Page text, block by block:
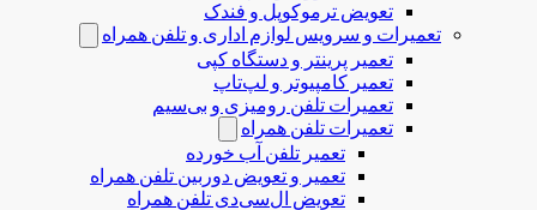
تعویض ترموکوپل و فندک
تعمیرات و سرویس لوازم اداری و تلفن همراه
تعمیر پرینتر و دستگاه کپی
تعمیر کامپیوتر و لپ‌تاپ
تعمیرات تلفن رومیزی و بی‌سیم
تعمیرات تلفن همراه
تعمیر تلفن آب خورده
تعمیر و تعویض دوربین تلفن همراه
تعویض ال‌سی‌دی تلفن همراه